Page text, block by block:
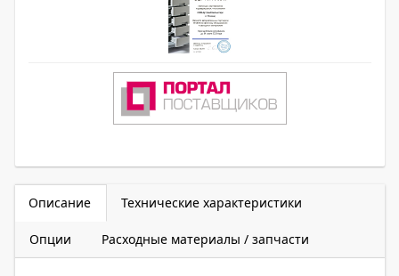
Описание Технические характеристики
Опции Расходные материалы / запчасти